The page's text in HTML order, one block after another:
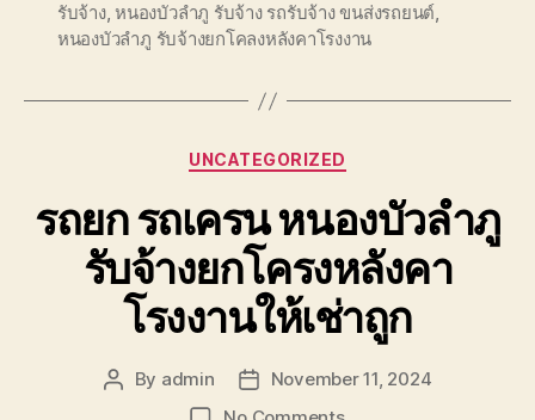
รับจ้าง,หนองบัวลำภู รับจ้าง รถรับจ้าง ขนส่งรถยนต์,
หนองบัวลำภู รับจ้างยกโคลงหลังคาโรงงาน
Categories
UNCATEGORIZED
รถยก รถเครน หนองบัวลำภู
รับจ้างยกโครงหลังคา
โรงงานให้เช่าถูก
Post
By admin
Post
date
November 11, 2024